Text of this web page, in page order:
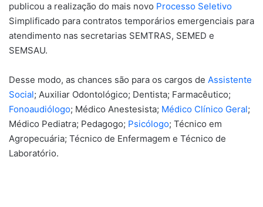
publicou a realização do mais novo Processo Seletivo
Simplificado para contratos temporários emergenciais para
atendimento nas secretarias SEMTRAS, SEMED e
SEMSAU.
Desse modo, as chances são para os cargos de Assistente
Social; Auxiliar Odontológico; Dentista; Farmacêutico;
Fonoaudiólogo; Médico Anestesista; Médico Clínico Geral;
Médico Pediatra; Pedagogo; Psicólogo; Técnico em
Agropecuária; Técnico de Enfermagem e Técnico de
Laboratório.